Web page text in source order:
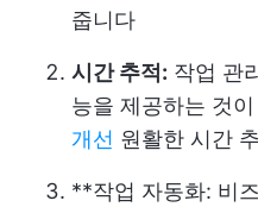
줍니다
시간 추적: 작업 관
능을 제공하는 것
개선 원활한 시간
**작업 자동화: 비